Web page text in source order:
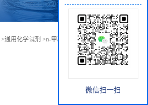
>通用化学试剂 >n-甲基-4-哌啶甲酸甲酯
微信扫一扫